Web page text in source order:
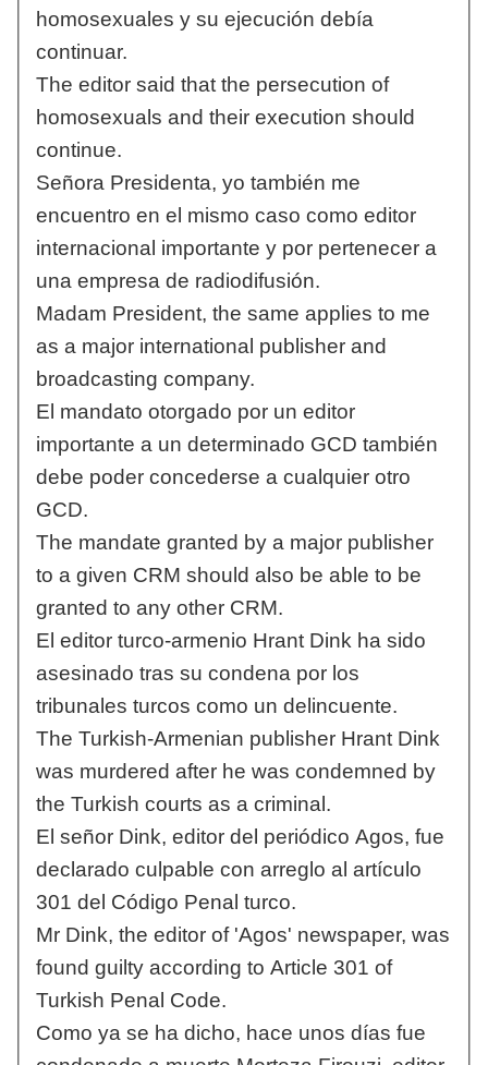
homosexuales y su ejecución debía
continuar.
The editor said that the persecution of
homosexuals and their execution should
continue.
Señora Presidenta, yo también me
encuentro en el mismo caso como editor
internacional importante y por pertenecer a
una empresa de radiodifusión.
Madam President, the same applies to me
as a major international publisher and
broadcasting company.
El mandato otorgado por un editor
importante a un determinado GCD también
debe poder concederse a cualquier otro
GCD.
The mandate granted by a major publisher
to a given CRM should also be able to be
granted to any other CRM.
El editor turco-armenio Hrant Dink ha sido
asesinado tras su condena por los
tribunales turcos como un delincuente.
The Turkish-Armenian publisher Hrant Dink
was murdered after he was condemned by
the Turkish courts as a criminal.
El señor Dink, editor del periódico Agos, fue
declarado culpable con arreglo al artículo
301 del Código Penal turco.
Mr Dink, the editor of 'Agos' newspaper, was
found guilty according to Article 301 of
Turkish Penal Code.
Como ya se ha dicho, hace unos días fue